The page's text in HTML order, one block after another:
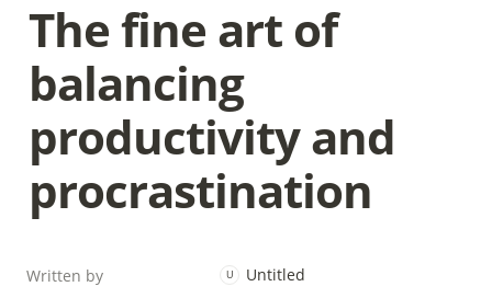
The fine art of
balancing
productivity and
procrastination
Written by U
Untitled